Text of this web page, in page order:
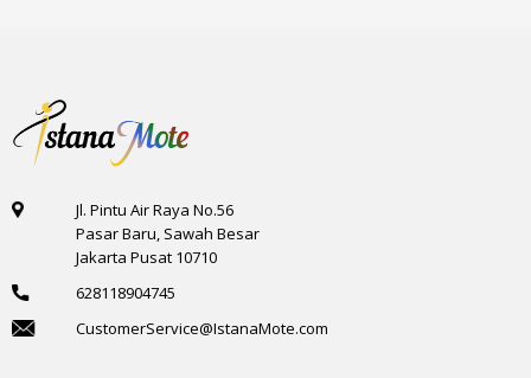
Jl. Pintu Air Raya No.56
Pasar Baru, Sawah Besar
Jakarta Pusat 10710
628118904745
CustomerService@IstanaMote.com